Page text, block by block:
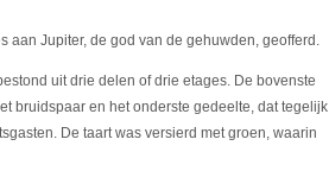
aan Jupiter, de god van de gehuwden, geofferd.
uit drie delen of drie etages. De bovenste
bruidspaar en het onderste gedeelte, dat tegelijk
De taart was versierd met groen, waarin